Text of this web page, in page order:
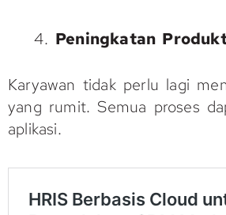
Peningkatan
Karyawan tidak perlu lagi
yang rumit. Semua proses
aplikasi.